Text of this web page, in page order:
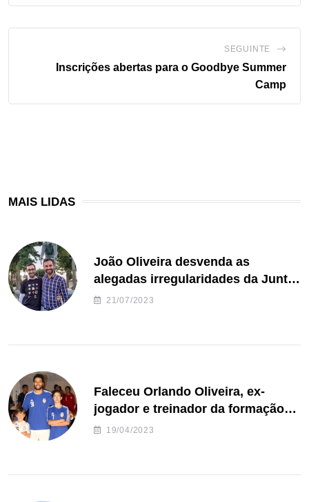
SEGUINTE
Inscrições abertas para o Goodbye Summer
Camp
MAIS LIDAS
João Oliveira desvenda as
alegadas irregularidades da Junta
de Freguesia S. João de Ver
21/07/2023
Faleceu Orlando Oliveira, ex-
jogador e treinador da formação
de andebol do Feirense
19/04/2023